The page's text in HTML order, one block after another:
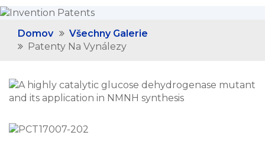
Domov
Všechny Galerie
Patenty Na Vynálezy